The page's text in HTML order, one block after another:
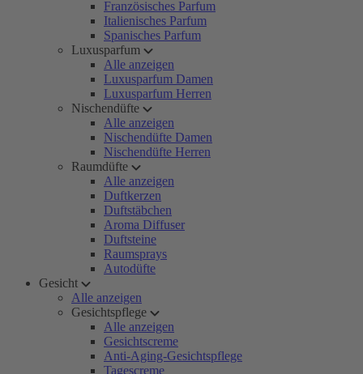
Französisches Parfum
Italienisches Parfum
Spanisches Parfum
Luxusparfum
Alle anzeigen
Luxusparfum Damen
Luxusparfum Herren
Nischendüfte
Alle anzeigen
Nischendüfte Damen
Nischendüfte Herren
Raumdüfte
Alle anzeigen
Duftkerzen
Duftstäbchen
Aroma Diffuser
Duftsteine
Raumsprays
Autodüfte
Gesicht
Alle anzeigen
Gesichtspflege
Alle anzeigen
Gesichtscreme
Anti-Aging-Gesichtspflege
Tagescreme